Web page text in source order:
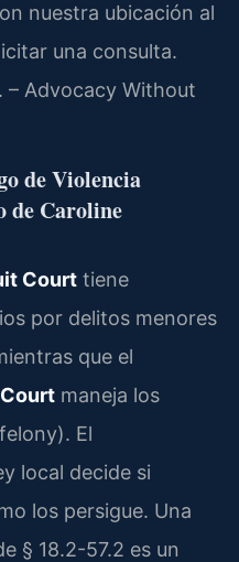
nuestra ubicación al
una consulta.
– Advocacy Without
de Violencia
de Caroline
Court tiene
por delitos menores
que el
maneja los
El
local decide si
los persigue. Una
§ 18.2-57.2 es un